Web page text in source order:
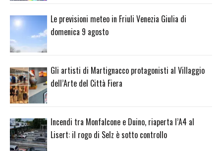
Le previsioni meteo in Friuli Venezia Giulia di
domenica 9 agosto
Gli artisti di Martignacco protagonisti al Villaggio
dell’Arte del Città Fiera
Incendi tra Monfalcone e Duino, riaperta l’A4 al
Lisert: il rogo di Selz è sotto controllo